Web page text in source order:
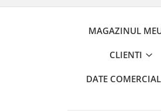
MAGAZINUL
CLIENTI
DATE